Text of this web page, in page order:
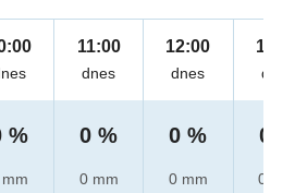
%
11:00
dnes
0 %
0 mm
12:00
dnes
0 %
0 mm
13:00
dnes
0 %
0 mm